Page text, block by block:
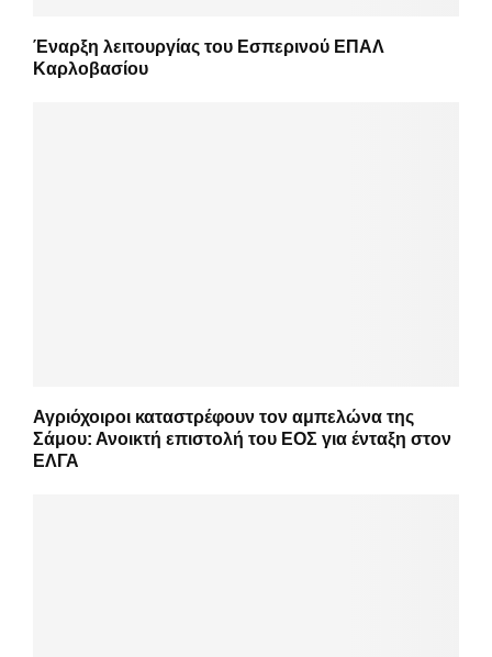
Έναρξη λειτουργίας του Εσπερινού ΕΠΑΛ
Καρλοβασίου
Αγριόχοιροι καταστρέφουν τον αμπελώνα της
Σάμου: Ανοικτή επιστολή του ΕΟΣ για ένταξη στον
ΕΛΓΑ